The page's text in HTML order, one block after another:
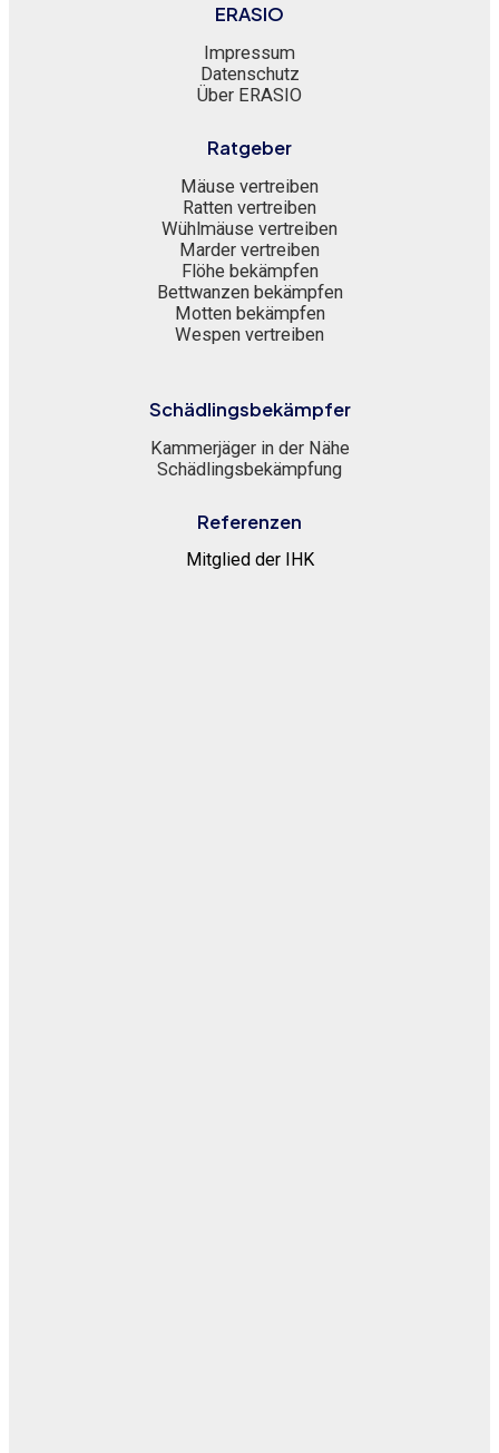
ERASIO
Impressum
Datenschutz
Über ERASIO
Ratgeber
Mäuse vertreiben
Ratten vertreiben
Wühlmäuse vertreiben
Marder vertreiben
Flöhe bekämpfen
Bettwanzen bekämpfen
Motten bekämpfen
Wespen vertreiben
Schädlingsbekämpfer
Kammerjäger in der Nähe
Schädlingsbekämpfung
Referenzen
Mitglied der IHK